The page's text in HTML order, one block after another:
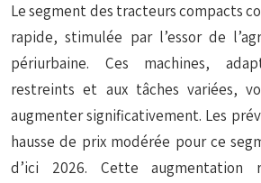
Le segment des tracteurs compacts
rapide, stimulée par l’essor de
périurbaine. Ces machines,
restreints et aux tâches variées,
augmenter significativement. Les
hausse de prix modérée pour ce
d’ici 2026. Cette augmentation